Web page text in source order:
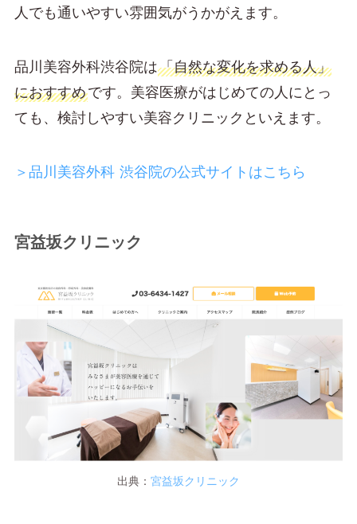
人でも通いやすい雰囲気がうかがえます。
品川美容外科渋谷院は「自然な変化を求める人」
におすすめです。美容医療がはじめての人にとっ
ても、検討しやすい美容クリニックといえます。
＞品川美容外科 渋谷院の公式サイトはこちら
宮益坂クリニック
出典： 宮益坂クリニック